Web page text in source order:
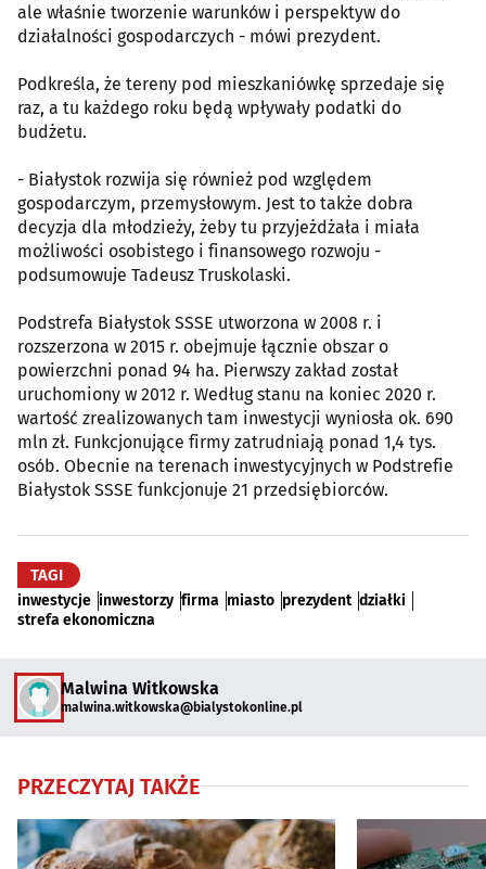
ale właśnie tworzenie warunków i perspektyw do
działalności gospodarczych - mówi prezydent.
Podkreśla, że tereny pod mieszkaniówkę sprzedaje się
raz, a tu każdego roku będą wpływały podatki do
budżetu.
- Białystok rozwija się również pod względem
gospodarczym, przemysłowym. Jest to także dobra
decyzja dla młodzieży, żeby tu przyjeżdżała i miała
możliwości osobistego i finansowego rozwoju -
podsumowuje Tadeusz Truskolaski.
Podstrefa Białystok SSSE utworzona w 2008 r. i
rozszerzona w 2015 r. obejmuje łącznie obszar o
powierzchni ponad 94 ha. Pierwszy zakład został
uruchomiony w 2012 r. Według stanu na koniec 2020 r.
wartość zrealizowanych tam inwestycji wyniosła ok. 690
mln zł. Funkcjonujące firmy zatrudniają ponad 1,4 tys.
osób. Obecnie na terenach inwestycyjnych w Podstrefie
Białystok SSSE funkcjonuje 21 przedsiębiorców.
TAGI
inwestycje inwestorzy firma miasto prezydent działki
strefa ekonomiczna
Malwina Witkowska
malwina.witkowska@bialystokonline.pl
PRZECZYTAJ TAKŻE